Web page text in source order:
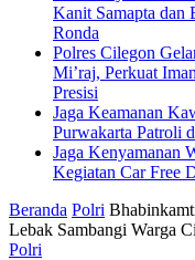
Kanit Samapta dan
Ronda
Polres Cilegon
Mi’raj, Perkuat
Presisi
Jaga Keamanan
Purwakarta Patroli
Jaga Kenyamanan
Kegiatan Car Free
Beranda Polri
Lebak Sambangi Warga
Polri